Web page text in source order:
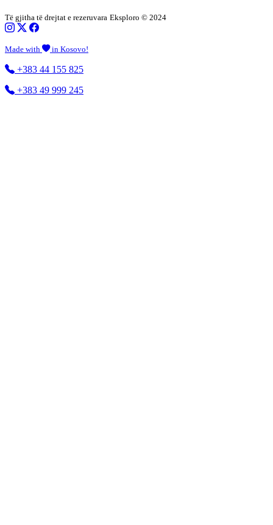
Të gjitha të drejtat e rezeruvara Eksploro © 2024
Made with in Kosovo!
+383 44 155 825
+383 49 999 245